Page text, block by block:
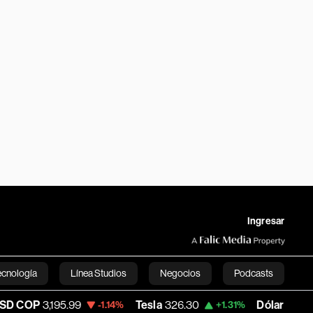
Ingresar
Línea Studios Negocios Podcasts
English-1.14% Tesla 326.30 +1.31% Dólar Oficial -